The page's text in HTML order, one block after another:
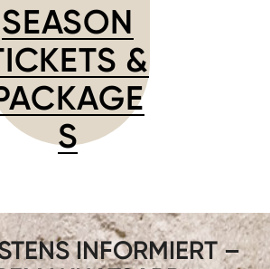
SEASON
&
S
INFORMIERT –